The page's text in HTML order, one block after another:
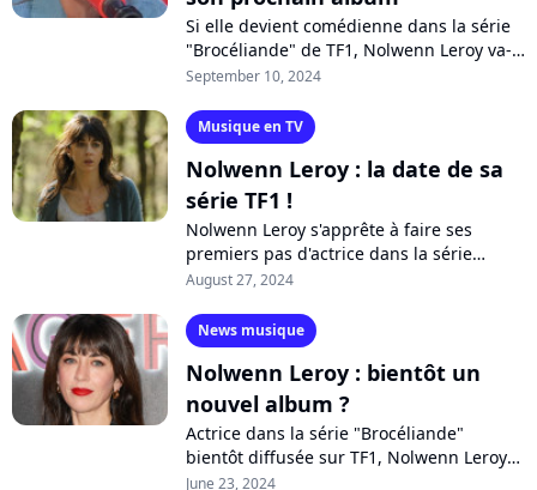
Si elle devient comédienne dans la série
"Brocéliande" de TF1, Nolwenn Leroy va-t-
elle délaisser la musique ? Alors que son
September 10, 2024
Musique en TV
Nolwenn Leroy : la date de sa
série TF1 !
Nolwenn Leroy s'apprête à faire ses
premiers pas d'actrice dans la série
"Brocéliande". Evénement de la rentrée
August 27, 2024
News musique
Nolwenn Leroy : bientôt un
nouvel album ?
Actrice dans la série "Brocéliande"
bientôt diffusée sur TF1, Nolwenn Leroy
n'en oublie pas pour autant la musique.
June 23, 2024